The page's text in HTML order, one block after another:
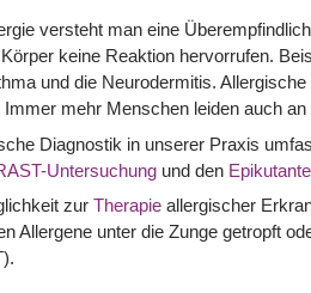
versteht man eine
keine Reaktion hervorrufen.
und die Neurodermitis.
mehr Menschen leiden auch an
Diagnostik in unserer Praxis
Untersuchung und den
zur Therapie allergischer
Allergene unter die Zunge getropft